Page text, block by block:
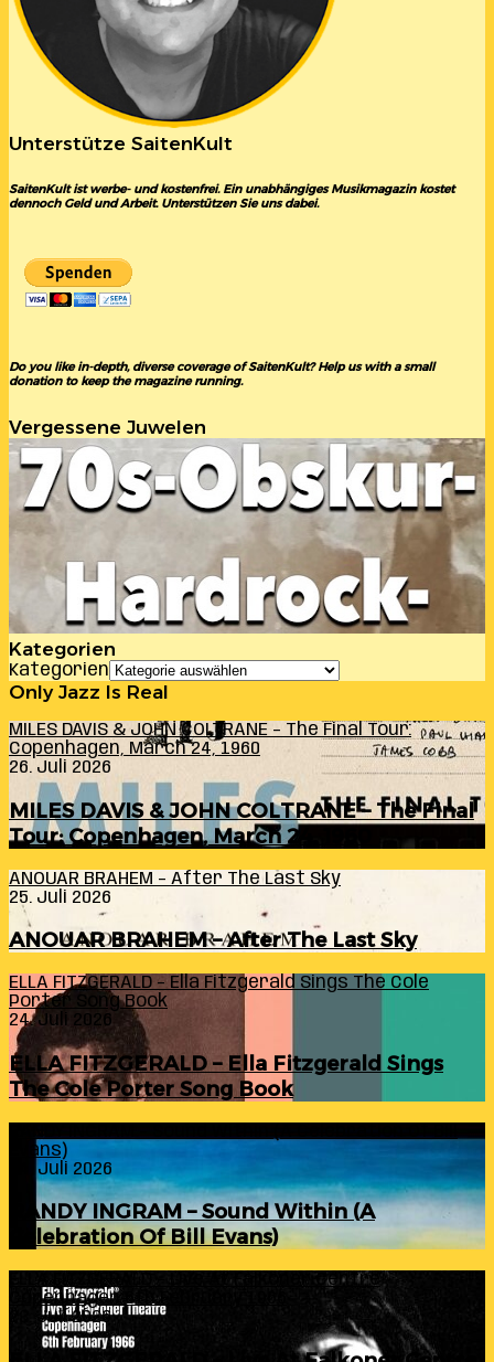
Unterstütze SaitenKult
SaitenKult ist werbe- und kostenfrei. Ein unabhängiges Musikmagazin kostet
dennoch Geld und Arbeit. Unterstützen Sie uns dabei.
Do you like in-depth, diverse coverage of SaitenKult? Help us with a small
donation to keep the magazine running.
Vergessene Juwelen
Kategorien
Kategorien
Only Jazz Is Real
MILES DAVIS & JOHN COLTRANE – The Final Tour:
Copenhagen, March 24, 1960
26. Juli 2026
MILES DAVIS & JOHN COLTRANE – The Final
Tour: Copenhagen, March 24, 1960
ANOUAR BRAHEM – After The Last Sky
25. Juli 2026
ANOUAR BRAHEM – After The Last Sky
ELLA FITZGERALD – Ella Fitzgerald Sings The Cole
Porter Song Book
24. Juli 2026
ELLA FITZGERALD – Ella Fitzgerald Sings
The Cole Porter Song Book
Evans)
24. Juli 2026
RANDY INGRAM – Sound Within (A
Celebration Of Bill Evans)
ELLA FITZGERALD – Live At Falkoner Centre
Copenhagen 6th February 1966
23. Juli 2026